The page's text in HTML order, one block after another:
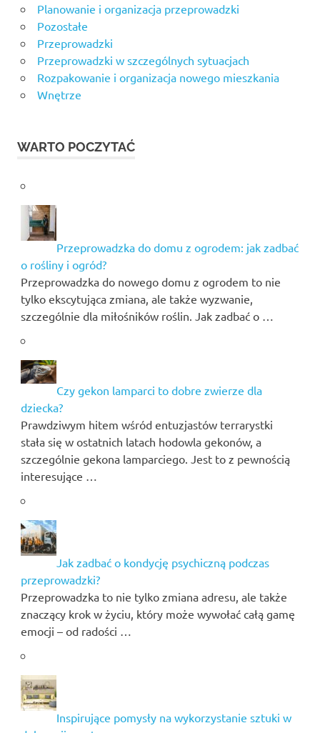
Planowanie i organizacja przeprowadzki
Pozostałe
Przeprowadzki
Przeprowadzki w szczególnych sytuacjach
Rozpakowanie i organizacja nowego mieszkania
Wnętrze
WARTO POCZYTAĆ
Przeprowadzka do domu z ogrodem: jak zadbać
o rośliny i ogród?
Przeprowadzka do nowego domu z ogrodem to nie
tylko ekscytująca zmiana, ale także wyzwanie,
szczególnie dla miłośników roślin. Jak zadbać o …
Czy gekon lamparci to dobre zwierze dla
dziecka?
Prawdziwym hitem wśród entuzjastów terrarystki
stała się w ostatnich latach hodowla gekonów, a
szczególnie gekona lamparciego. Jest to z pewnością
interesujące …
Jak zadbać o kondycję psychiczną podczas
przeprowadzki?
Przeprowadzka to nie tylko zmiana adresu, ale także
znaczący krok w życiu, który może wywołać całą gamę
emocji – od radości …
Inspirujące pomysły na wykorzystanie sztuki w